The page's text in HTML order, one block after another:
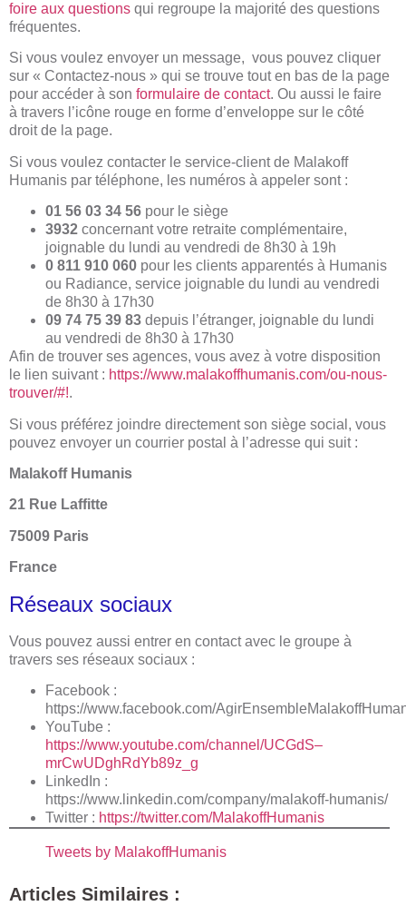
foire aux questions qui regroupe la majorité des questions
fréquentes.
Si vous voulez envoyer un message, vous pouvez cliquer
sur « Contactez-nous » qui se trouve tout en bas de la page
pour accéder à son formulaire de contact. Ou aussi le faire
à travers l’icône rouge en forme d’enveloppe sur le côté
droit de la page.
Si vous voulez contacter le service-client de Malakoff
Humanis par téléphone, les numéros à appeler sont :
01 56 03 34 56 pour le siège
3932 concernant votre retraite complémentaire,
joignable du lundi au vendredi de 8h30 à 19h
0 811 910 060 pour les clients apparentés à Humanis
ou Radiance, service joignable du lundi au vendredi
de 8h30 à 17h30
09 74 75 39 83 depuis l’étranger, joignable du lundi
au vendredi de 8h30 à 17h30
Afin de trouver ses agences, vous avez à votre disposition
le lien suivant : https://www.malakoffhumanis.com/ou-nous-
trouver/#!.
Si vous préférez joindre directement son siège social, vous
pouvez envoyer un courrier postal à l’adresse qui suit :
Malakoff Humanis
21 Rue Laffitte
75009 Paris
France
Réseaux sociaux
Vous pouvez aussi entrer en contact avec le groupe à
travers ses réseaux sociaux :
Facebook :
https://www.facebook.com/
YouTube :
https://www.youtube.com/channel/UCGdS–
mrCwUDghRdYb89z_g
LinkedIn :
https://www.linkedin.com/company/malakoff-humanis/
Twitter : https://twitter.com/MalakoffHumanis
Tweets by MalakoffHumanis
Articles Similaires :